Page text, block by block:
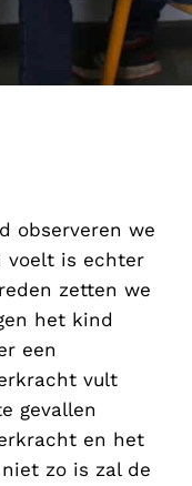
observeren we
voelt is echter
zetten we
het kind
een
vult
gevallen
en het
zo is zal de